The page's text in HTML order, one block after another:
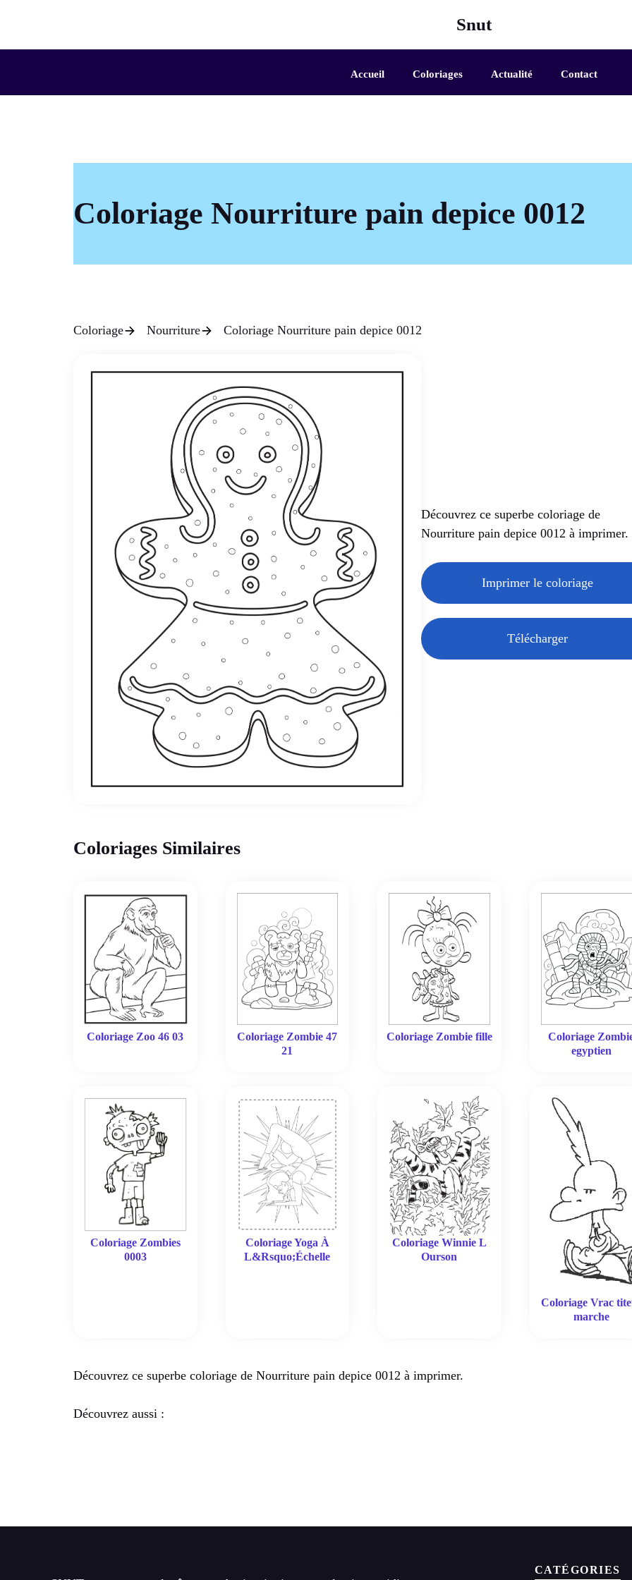
contenu
Snut
Accueil Coloriages Actualité Contact
Coloriage Nourriture pain depice 0012
Coloriage Nourriture Coloriage Nourriture pain depice 0012
Découvrez ce superbe coloriage de
Nourriture pain depice 0012 à imprimer.
Imprimer le coloriage
Télécharger
Coloriages Similaires
Coloriage Zoo 46 03
Coloriage Zombie 47
21
Coloriage Zombie fille
Coloriage
egyptien
Coloriage Zombies
0003
Coloriage Yoga À
L&Rsquo;Échelle
Coloriage Winnie L
Ourson
Coloriage Vrac
marche
Découvrez ce superbe coloriage de Nourriture pain depice 0012 à imprimer.
Découvrez aussi :
CATÉGORIES